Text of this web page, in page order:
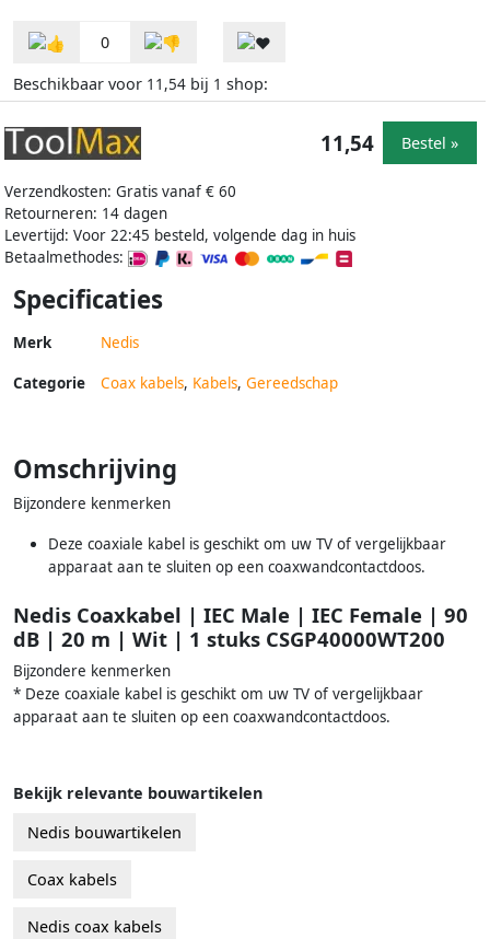
0
Beschikbaar voor 11,54 bij 1 shop:
Verzendkosten: Gratis vanaf € 60
Retourneren: 14 dagen
Levertijd: Voor 22:45 besteld, volgende dag in huis
Betaalmethodes:
11,54 Bestel »
Specificaties
Merk Nedis
Categorie Coax kabels, Kabels, Gereedschap
Omschrijving
Bijzondere kenmerken
Deze coaxiale kabel is geschikt om uw TV of vergelijkbaar
apparaat aan te sluiten op een coaxwandcontactdoos.
Nedis Coaxkabel | IEC Male | IEC Female | 90
dB | 20 m | Wit | 1 stuks CSGP40000WT200
Bijzondere kenmerken
* Deze coaxiale kabel is geschikt om uw TV of vergelijkbaar
apparaat aan te sluiten op een coaxwandcontactdoos.
Bekijk relevante bouwartikelen
Nedis bouwartikelen
Coax kabels
Nedis coax kabels